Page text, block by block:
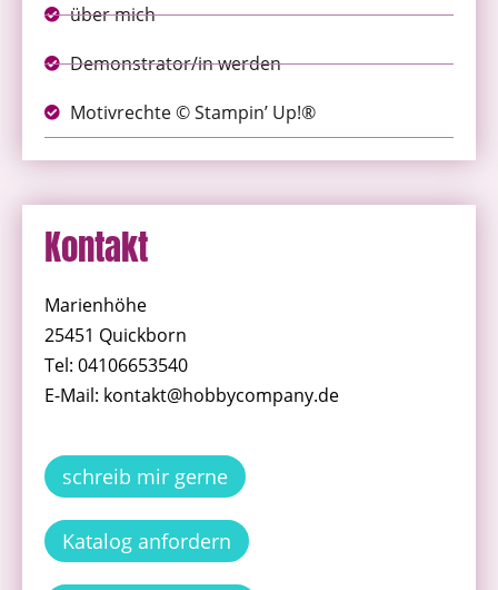
über mich
Demonstrator/in werden
Motivrechte © Stampin’ Up!®
Kontakt
Marienhöhe
25451 Quickborn
Tel: 04106653540
E-Mail: kontakt@hobbycompany.de
schreib mir gerne
Katalog anfordern